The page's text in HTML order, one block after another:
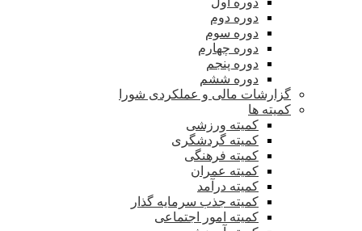
دوره دوم
دوره سوم
دوره چهارم
دوره پنجم
دوره ششم
گزارشات مالی و عملکردی شورا
کمیته ها
کمیته ورزشی
کمیته گردشگری
کمیته فرهنگی
کمیته عمران
کمیته درآمد
کمیته جذب سرمایه گذار
کمیته امور اجتماعی